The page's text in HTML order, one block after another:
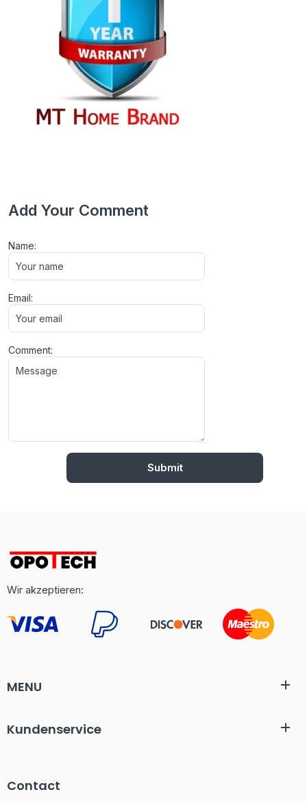
Add Your Comment
Comment:
Name:
Email:
Wir akzeptieren:
MENU
Kundenservice
Contact